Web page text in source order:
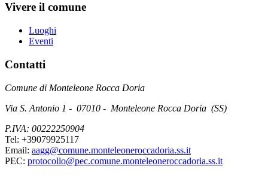
Vivere il comune
Luoghi
Eventi
Contatti
Comune di Monteleone Rocca Doria
Via S. Antonio 1 - 07010 - Monteleone Rocca Doria (SS)
P.IVA: 00222250904
Tel: +39079925117
Email: aagg@comune.monteleoneroccadoria.ss.it
PEC: protocollo@pec.comune.monteleoneroccadoria.ss.it